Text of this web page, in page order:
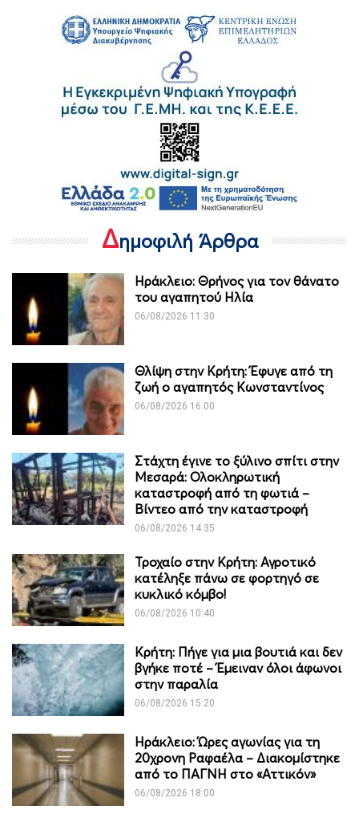
Δημοφιλή Άρθρα
Ηράκλειο: Θρήνος για τον θάνατο
του αγαπητού Ηλία
06/08/2026 11:30
Θλίψη στην Κρήτη: Έφυγε από τη
ζωή ο αγαπητός Κωνσταντίνος
06/08/2026 16:00
Στάχτη έγινε το ξύλινο σπίτι στην
Μεσαρά: Ολοκληρωτική
καταστροφή από τη φωτιά –
Βίντεο από την καταστροφή
06/08/2026 14:35
Τροχαίο στην Κρήτη: Αγροτικό
κατέληξε πάνω σε φορτηγό σε
κυκλικό κόμβο!
06/08/2026 10:40
Κρήτη: Πήγε για μια βουτιά και δεν
βγήκε ποτέ – Έμειναν όλοι άφωνοι
στην παραλία
06/08/2026 15:20
Ηράκλειο: Ώρες αγωνίας για τη
20χρονη Ραφαέλα – Διακομίστηκε
από το ΠΑΓΝΗ στο «Αττικόν»
06/08/2026 18:00